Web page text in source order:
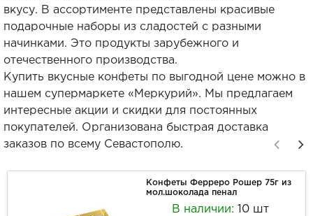
вкусу. В ассортименте представлены красивые
подарочные наборы из сладостей с разными
начинками. Это продукты зарубежного и
отечественного производства.
Купить вкусные конфеты по выгодной цене можно в
нашем супермаркете «Меркурий». Мы предлагаем
интересные акции и скидки для постоянных
покупателей. Организована быстрая доставка
заказов по всему Севастополю.
Конфеты Ферреро Рошер 75г из
мол.шоколада пенал
В наличии: 10 шт